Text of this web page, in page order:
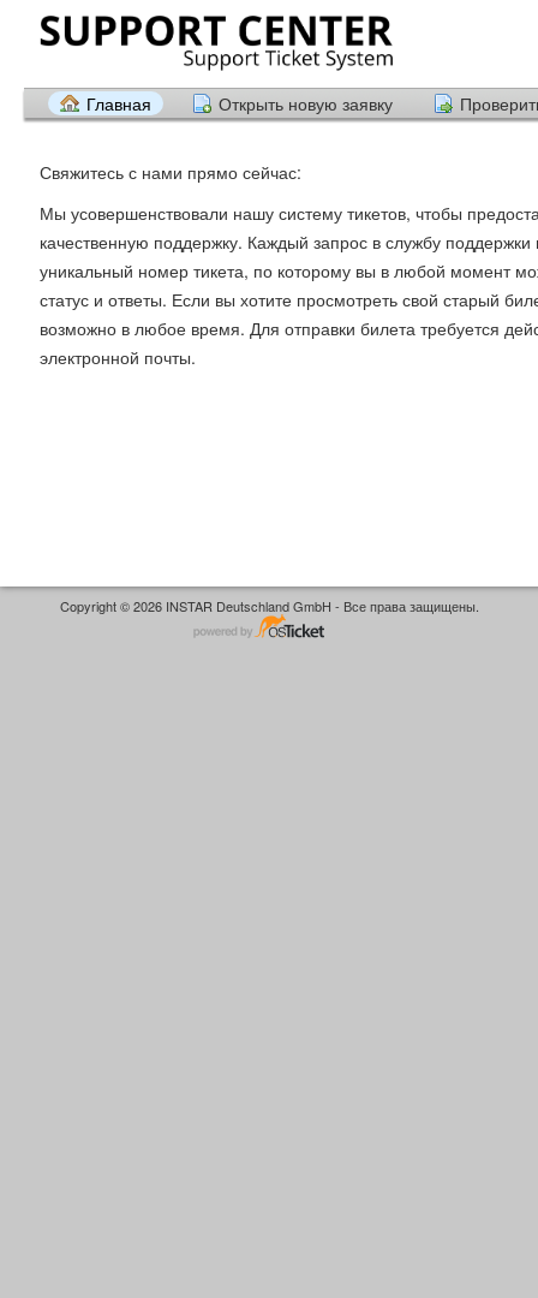
Главная Открыть новую заявку
Свяжитесь с нами прямо сейчас:
Мы усовершенствовали нашу систему тикетов, чтобы
качественную поддержку. Каждый запрос в службу поддержки
уникальный номер тикета, по которому вы в любой момент
статус и ответы. Если вы хотите просмотреть свой старый
возможно в любое время. Для отправки билета требуется
электронной почты.
Copyright © 2026 INSTAR Deutschland GmbH - Все права защищены.